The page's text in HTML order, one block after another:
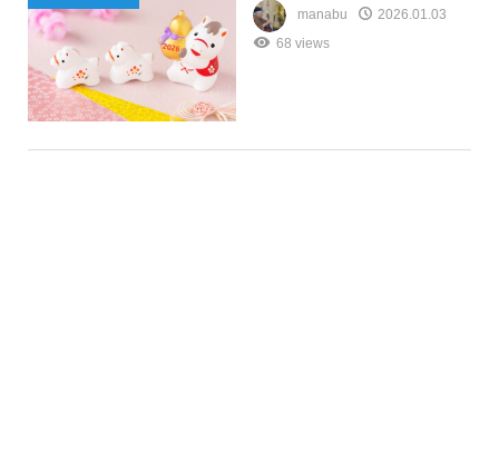
manabu
2026.01.03
68 views